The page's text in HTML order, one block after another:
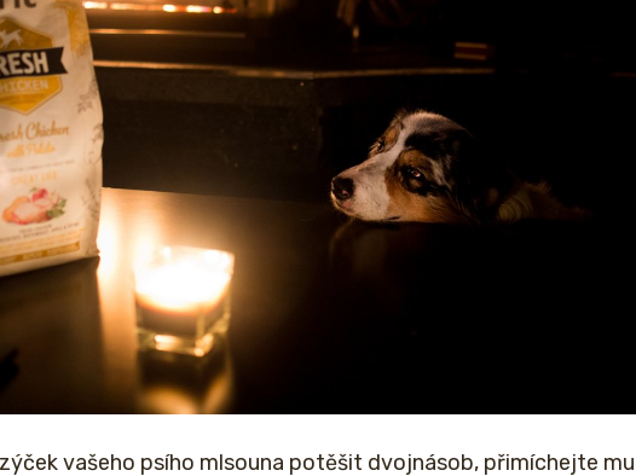
vašeho psího mlsouna potěšit dvojnásob, přimíchejte mu